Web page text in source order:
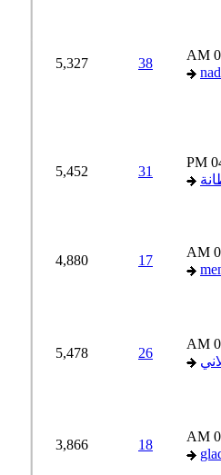
38
5,327
31
5,452
17
4,880
26
5,478
18
3,866